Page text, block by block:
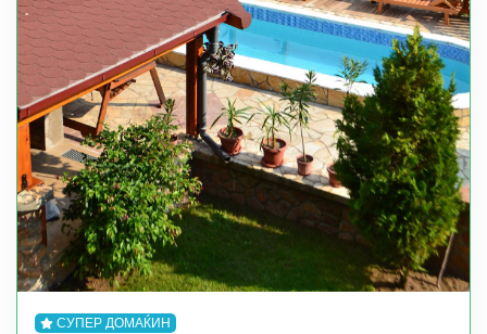
СУПЕР ДОМАЌИН